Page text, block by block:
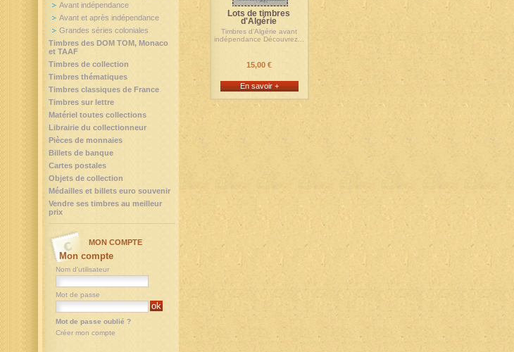
Lots de timbres
d'Algérie
Timbres d’Algérie avant
indépendance Découvrez...
15,00 €
En savoir +
Avant indépendance
Avant et après indépendance
Grandes séries coloniales
Timbres des DOM TOM, Monaco
et TAAF
Timbres de collection
Timbres thématiques
Timbres classiques de France
Timbres sur lettre
Matériel toutes collections
Librairie du collectionneur
Pièces de monnaies
Billets de banque
Cartes postales
Objets de collection
Médailles et billets euro souvenir
Vendre ses timbres au meilleur
prix
MON COMPTE
Mon compte
Nom d'utilisateur
Mot de passe
Mot de passe oublié ?
Créer mon compte